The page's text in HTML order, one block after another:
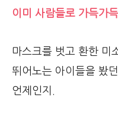
이미 사람들로 가득가
마스크를 벗고 환한 미
뛰어노는 아이들을 봤던
언제인지.